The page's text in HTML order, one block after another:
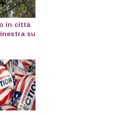
in città
su